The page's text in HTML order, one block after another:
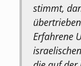
stimmt,
Erfahrene